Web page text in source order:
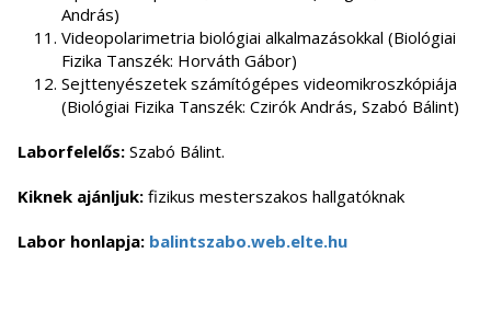
András)
Videopolarimetria biológiai alkalmazásokkal (Biológiai
Fizika Tanszék: Horváth Gábor)
Sejttenyészetek számítógépes videomikroszkópiája
(Biológiai Fizika Tanszék: Czirók András, Szabó Bálint)
Laborfelelős: Szabó Bálint.
Kiknek ajánljuk: fizikus mesterszakos hallgatóknak
Labor honlapja: balintszabo.web.elte.hu